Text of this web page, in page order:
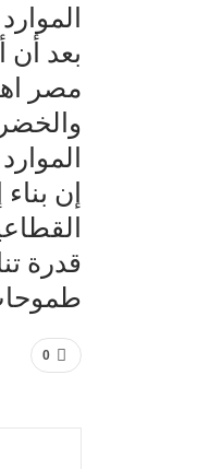
الموارد
بعد أن
مصر
إن
قدرة
0